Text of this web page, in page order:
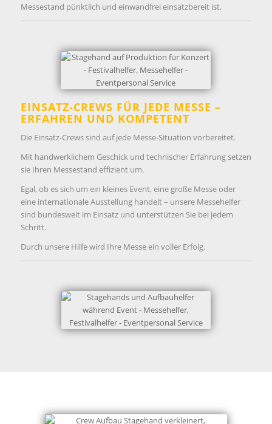
Messestand pünktlich und einwandfrei einsatzbereit ist.
EINSATZ-CREWS FÜR JEDE MESSE –
ERFAHREN UND KOMPETENT
Die Einsatz-Crews sind auf jede Messe-Situation vorbereitet.
Mit handwerklichem Geschick und technischer Erfahrung setzen
sie Ihren Messestand effizient um.
Egal, ob es sich um ein kleines Event, eine große Messe oder
eine internationale Ausstellung handelt – unsere Messehelfer
sind bundesweit im Einsatz und unterstützen Sie bei jedem
Schritt.
Durch unsere Hilfe wird Ihre Messe ein voller Erfolg.